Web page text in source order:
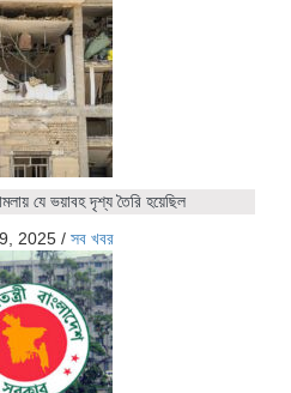
যে ভয়াবহ দৃশ্য তৈরি হয়েছিল
2025 / সব খবর